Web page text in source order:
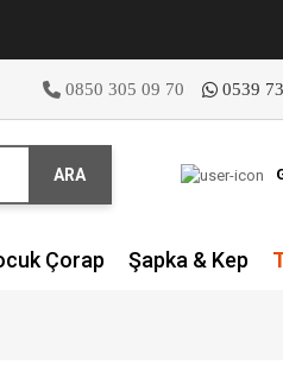
0850 305 09 70 0539
ARA
Çorap Şapka & Kep